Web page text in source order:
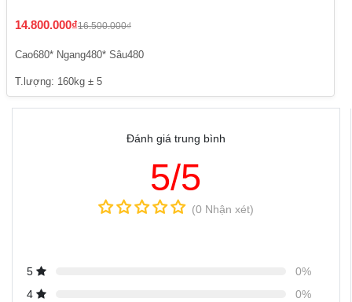
14.800.000₫16.500.000₫
Cao680* Ngang480* Sâu480
T.lượng: 160kg ± 5
Đánh giá trung bình
5/5
(0 Nhận xét)
5
0%
4
0%